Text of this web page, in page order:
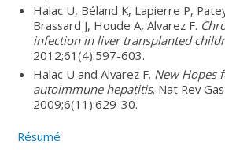
Halac U, Béland K, Lapierre P,
Brassard J, Houde A, Alvarez F.
infection in liver transplanted
2012;61(4):597-603.
Halac U and Alvarez F. New Hopes
autoimmune hepatitis. Nat Rev
2009;6(11):629-30.
Résumé